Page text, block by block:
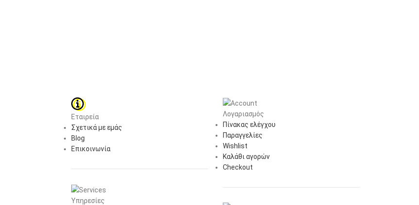
Εταιρεία
Σχετικά με εμάς
Blog
Επικοινωνία
Υπηρεσίες
Λογαριασμός
Πίνακας ελέγχου
Παραγγελίες
Wishlist
Καλάθι αγορών
Checkout